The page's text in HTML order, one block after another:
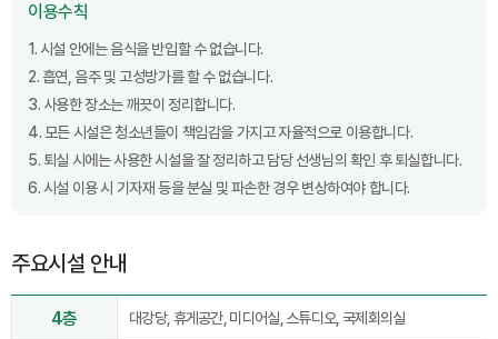
이용수칙
1. 시설 안에는 음식을 반입할 수 없습니다.
2. 흡연, 음주 및 고성방가를 할 수 없습니다.
3. 사용한 장소는 깨끗이 정리합니다.
4. 모든 시설은 청소년들이 책임감을 가지고 자율적으로 이용합니다.
5. 퇴실 시에는 사용한 시설을 잘 정리하고 담당 선생님의 확인 후 퇴실합니다.
6. 시설 이용 시 기자재 등을 분실 및 파손한 경우 변상하여야 합니다.
주요시설 안내
4층 대강당, 휴게공간, 미디어실, 스튜디오, 국제회의실